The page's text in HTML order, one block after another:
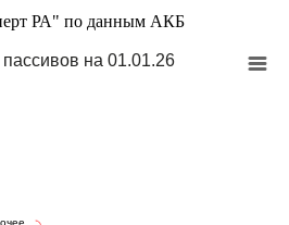
РА" по данным АКБ
пассивов на 01.01.26